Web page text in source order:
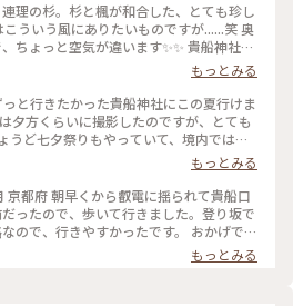
理の杉。杉と楓が和合した、とても珍し
こういう風にありたいものですが......笑 奥
ちょっと空気が違います✨✨ 貴船神社ま
ってみてほしいです。
もっとみる
と行きたかった貴船神社にこの夏行けま
夕方くらいに撮影したのですが、とても
うど七夕祭りもやっていて、境内では七
. #貴船神社 #神社巡り #旅のひと もっとみる
京都府 朝早くから叡電に揺られて貴船口
ったので、歩いて行きました。登り坂で
ので、行きやすかったです。 おかげで人
空気を味わえたので良かったです。 御朱
した☺️ 京都旅行は早寝早起きになりま
もっとみる